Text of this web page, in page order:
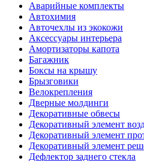
Аварийные комплекты
Автохимия
Авточехлы из экокожи
Аксессуары интерьера
Амортизаторы капота
Багажник
Боксы на крышу
Брызговики
Велокрепления
Дверные молдинги
Декоративные обвесы
Декоративный элемент
Декоративный элемент
Декоративный элемент
Дефлектор заднего стекла